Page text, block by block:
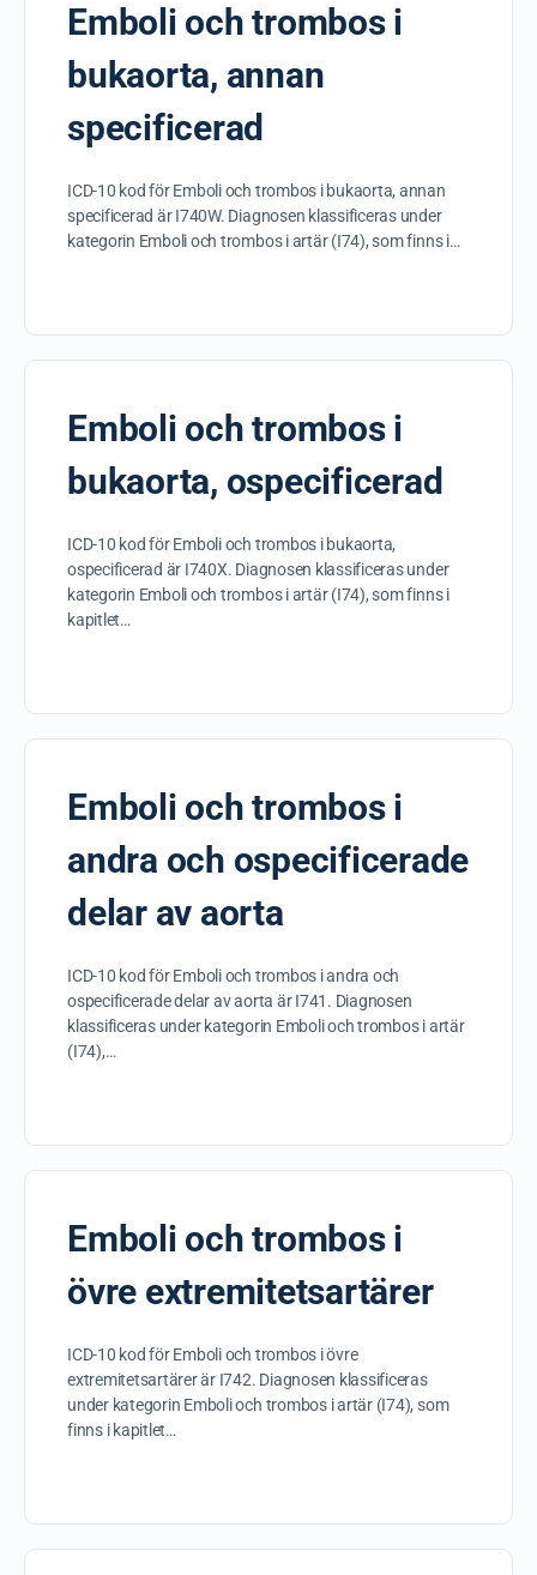
Emboli och trombos i
bukaorta, annan
specificerad
ICD-10 kod för Emboli och trombos i bukaorta, annan
specificerad är I740W. Diagnosen klassificeras under
kategorin Emboli och trombos i artär (I74), som finns i…
Emboli och trombos i
bukaorta, ospecificerad
ICD-10 kod för Emboli och trombos i bukaorta,
ospecificerad är I740X. Diagnosen klassificeras under
kategorin Emboli och trombos i artär (I74), som finns i
kapitlet…
Emboli och trombos i
andra och ospecificerade
delar av aorta
ICD-10 kod för Emboli och trombos i andra och
ospecificerade delar av aorta är I741. Diagnosen
klassificeras under kategorin Emboli och trombos i artär
(I74),…
Emboli och trombos i
övre extremitetsartärer
ICD-10 kod för Emboli och trombos i övre
extremitetsartärer är I742. Diagnosen klassificeras
under kategorin Emboli och trombos i artär (I74), som
finns i kapitlet…